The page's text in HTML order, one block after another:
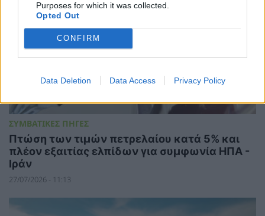
Purposes for which it was collected.
Opted Out
CONFIRM
Data Deletion Data Access Privacy Policy
ΣΥΜΒΑΤΙΚΕΣ ΠΗΓΕΣ
Πτώση των τιμών πετρελαίου κατά 5% και
πλέον εξαιτίας ελπίδων για συμφωνία ΗΠΑ -
Ιράν
27/07/2026 - 11:13